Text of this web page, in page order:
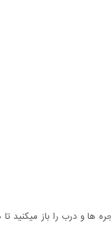
و درب را باز میکنید تا